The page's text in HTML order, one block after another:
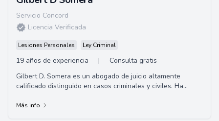
Servicio Concord
Licencia Verificada
Lesiones Personales Ley Criminal
19 años de experiencia |
Consulta gratis
Gilbert D. Somera es un abogado de juicio altamente
calificado distinguido en casos criminales y civiles. Ha
Más info